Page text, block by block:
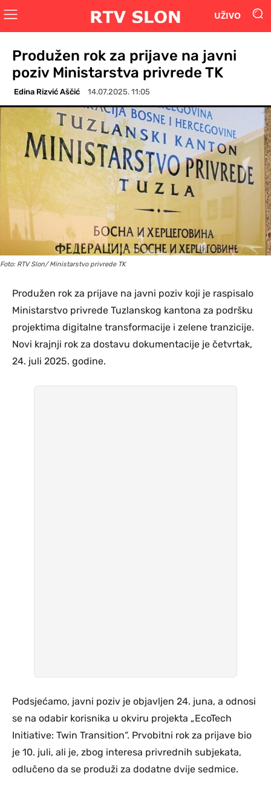
UŽIVO
Produžen rok za prijave na javni
poziv Ministarstva privrede TK
Edina Rizvić Aščić 14.07.2025. 11:05
Foto: RTV Slon/ Ministarstvo privrede TK
Produžen rok za prijave na javni poziv koji je raspisalo
Ministarstvo privrede Tuzlanskog kantona za podršku
projektima digitalne transformacije i zelene tranzicije.
Novi krajnji rok za dostavu dokumentacije je četvrtak,
24. juli 2025. godine.
Podsjećamo, javni poziv je objavljen 24. juna, a odnosi
se na odabir korisnika u okviru projekta „EcoTech
Initiative: Twin Transition“. Prvobitni rok za prijave bio
je 10. juli, ali je, zbog interesa privrednih subjekata,
odlučeno da se produži za dodatne dvije sedmice.